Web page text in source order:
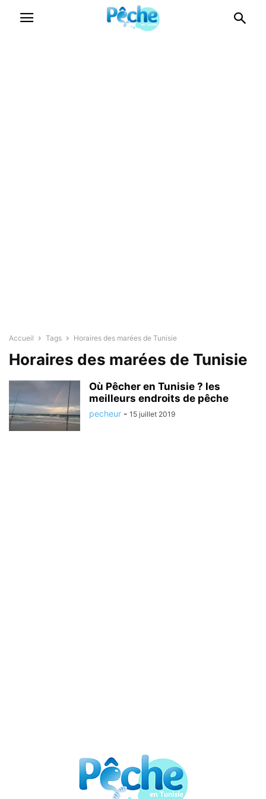
Accueil Tags Horaires des marées de Tunisie
Horaires des marées de Tunisie
Où Pêcher en Tunisie ? les
meilleurs endroits de pêche
pecheur - 15 juillet 2019